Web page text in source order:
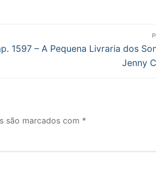
1597 – A Pequena Livraria dos
Jenny
são marcados com *